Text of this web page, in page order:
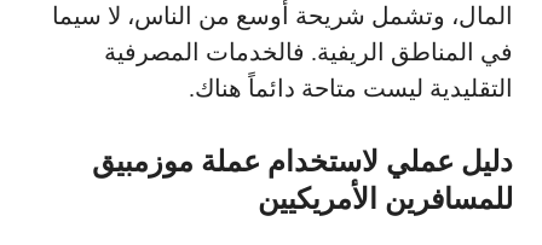
المال، وتشمل شريحة أوسع من الناس، لا سيما
في المناطق الريفية. فالخدمات المصرفية
التقليدية ليست متاحة دائماً هناك.
دليل عملي لاستخدام عملة موزمبيق
للمسافرين الأمريكيين